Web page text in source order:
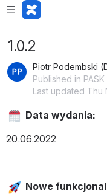
1.0.2
Piotr Podembski
Published in PASK
Last updated Thu
Data wydania:
20.06.2022
Nowe